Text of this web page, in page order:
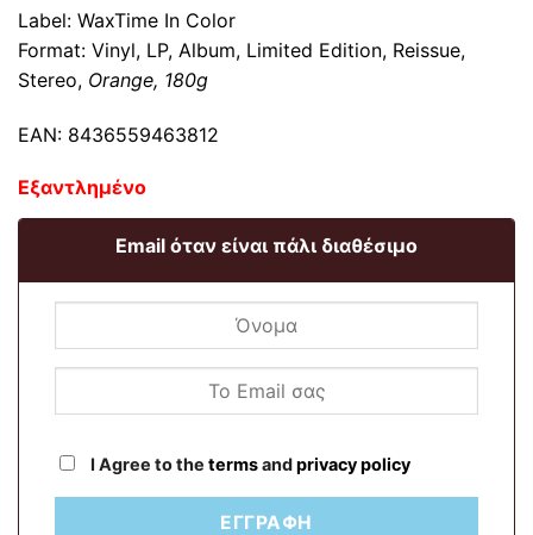
Label: WaxTime In Color
Format: Vinyl, LP, Album, Limited Edition, Reissue,
Stereo, Orange, 180g
EAN: 8436559463812
Εξαντλημένο
Email όταν είναι πάλι διαθέσιμο
I Agree to the termsandprivacy policy
ΕΓΓΡΑΦΉ